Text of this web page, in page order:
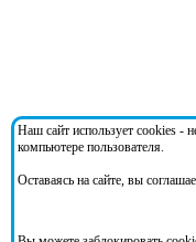
Наш сайт использует cookies -
компьютере пользователя.
Оставаясь на сайте, вы